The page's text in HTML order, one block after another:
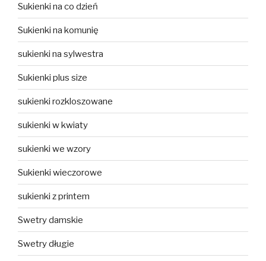
Sukienki na co dzień
Sukienki na komunię
sukienki na sylwestra
Sukienki plus size
sukienki rozkloszowane
sukienki w kwiaty
sukienki we wzory
Sukienki wieczorowe
sukienki z printem
Swetry damskie
Swetry długie